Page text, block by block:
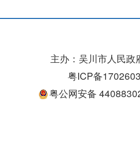
主办：吴川市人民政
粤ICP备
粤公网安备